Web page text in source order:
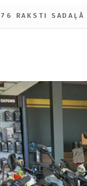
76 RAKSTI SADAĻĀ